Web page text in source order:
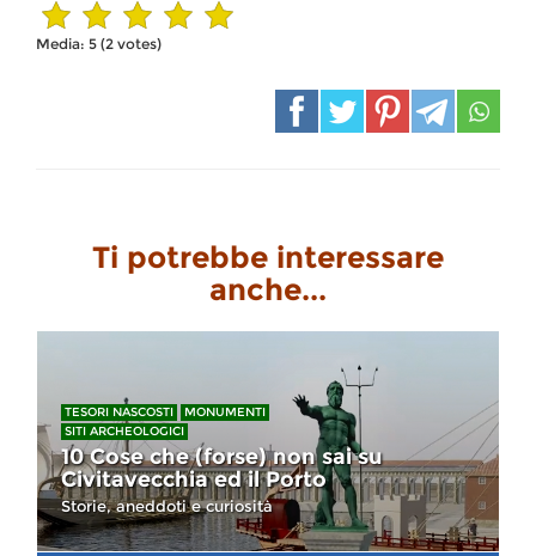
Media: 5 (2 votes)
Ti potrebbe interessare
anche...
TESORI NASCOSTI
MONUMENTI
SITI ARCHEOLOGICI
10 Cose che (forse) non sai su
Civitavecchia ed il Porto
Storie, aneddoti e curiosità